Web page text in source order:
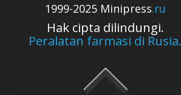
1999-2025 Minipress.ru
Hak cipta dilindungi.
Peralatan farmasi di Rusia.